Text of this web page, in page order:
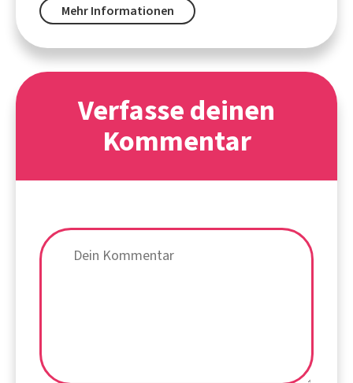
Mehr Informationen
Verfasse deinen
Kommentar